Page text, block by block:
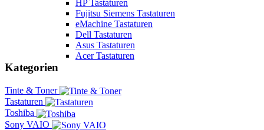
HP Tastaturen
Fujitsu Siemens Tastaturen
eMachine Tastaturen
Dell Tastaturen
Asus Tastaturen
Acer Tastaturen
Kategorien
Tinte & Toner
Tastaturen
Toshiba
Sony VAIO